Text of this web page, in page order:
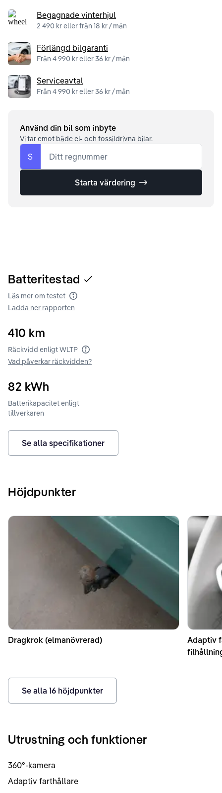
Begagnade vinterhjul
2 490 kr eller från 18 kr / mån
Förlängd bilgaranti
Från 4 990 kr eller 36 kr / mån
Serviceavtal
Från 4 990 kr eller 36 kr / mån
Använd din bil som inbyte
Vi tar emot både el- och fossildrivna bilar.
S Ditt regnummer
Starta värdering
Batteritestad
Läs mer om testet Batteritest
Ladda ner rapporten
410 km
Räckvidd enligt WLTP Räckvidd enligt WLTP
Vad påverkar räckvidden?
82 kWh
Batterikapacitet enligt
tillverkaren
Se alla specifikationer
Höjdpunkter
Dragkrok (elmanövrerad)
Adaptiv
Se alla 16 höjdpunkter
Utrustning och funktioner
360°-kamera
Adaptiv farthållare